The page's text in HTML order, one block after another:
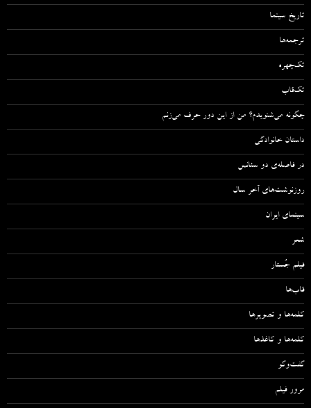
تاریخ سینما
ترجمه‌ها
تک‌چهره
تک‌قاب
چگونه می‌شنویدم؟ من از این دور حرف می‌زنم
داستان خانوادگی
در فاصله‌ی دو سئانس
روزنوشت‌های آخر سال
سینمای ایران
شعر
فیلم جُستار
قاب‌ها
کلمه‌ها و تصویرها
کلمه‌ها و کاغذها
گفت‌وگو
مرور فیلم